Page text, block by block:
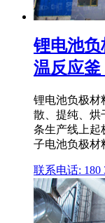
锂电池
温反应釜
锂电池负极材
散、提纯、烘
条生产线上起
子电池负极材
联系电话: 180